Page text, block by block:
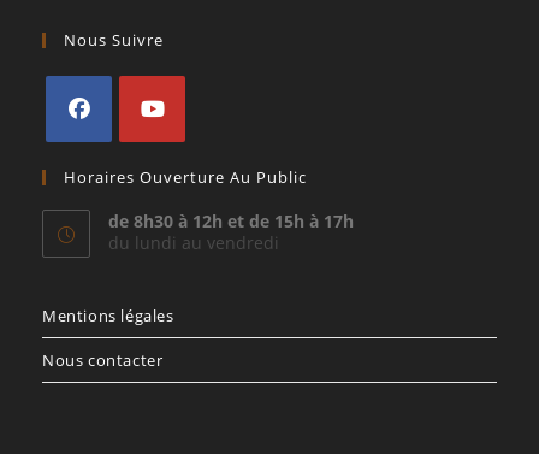
Nous Suivre
dans
un
nouvel
dans
un
nouvel
Horaires Ouverture Au Public
de 8h30 à 12h et de 15h à 17h
du lundi au vendredi
Mentions légales
Nous contacter